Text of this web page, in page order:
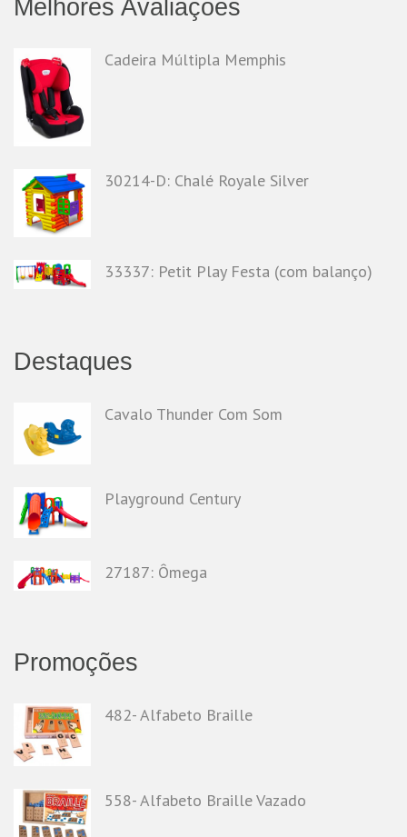
Melhores Avaliações
Cadeira Múltipla Memphis
30214-D: Chalé Royale Silver
33337: Petit Play Festa (com balanço)
Destaques
Cavalo Thunder Com Som
Playground Century
27187: Ômega
Promoções
482- Alfabeto Braille
558- Alfabeto Braille Vazado